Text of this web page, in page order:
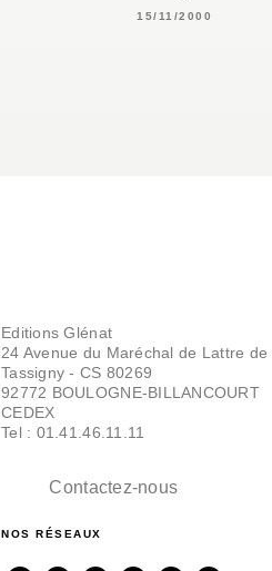
15/11/2000
Editions Glénat
24 Avenue du Maréchal de Lattre de
Tassigny - CS 80269
92772 BOULOGNE-BILLANCOURT
CEDEX
Tel : 01.41.46.11.11
Contactez-nous
NOS RÉSEAUX